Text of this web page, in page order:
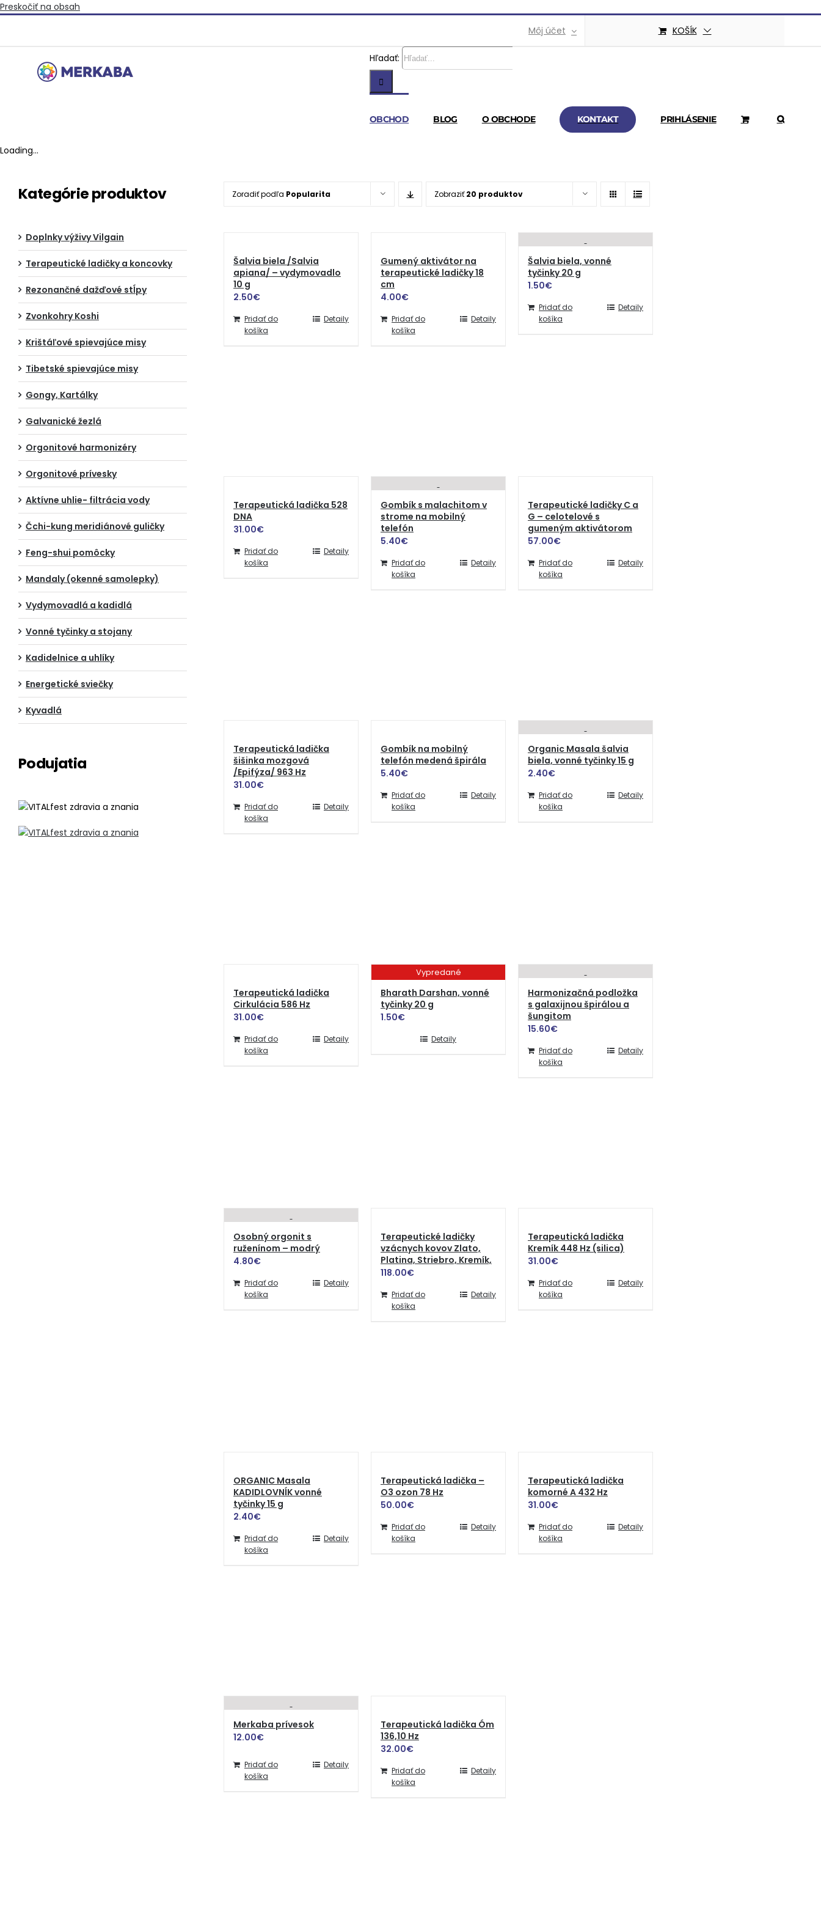
Preskočiť na obsah
Môj účet
KOŠÍK
Hľadať:
OBCHOD BLOG O OBCHODE KONTAKT PRIHLÁSENIE
Loading...
Zoradiť podľa Popularita Zobraziť20 produktov
Šalvia biela /Salvia
apiana/ – vydymovadlo
10 g
2.50€
Pridať do
košíka
Detaily
Gumený aktivátor na
terapeutické ladičky 18
cm
4.00€
Pridať do
košíka
Detaily
Šalvia biela, vonné
tyčinky 20 g
1.50€
Pridať do
košíka
Detaily
Terapeutická ladička 528
DNA
31.00€
Pridať do
košíka
Detaily
Gombík s malachitom v
strome na mobilný
telefón
5.40€
Pridať do
košíka
Detaily
Terapeutické ladičky C a
G – celotelové s
gumeným aktivátorom
57.00€
Pridať do
košíka
Detaily
Terapeutická ladička
šišinka mozgová
/Epifýza/ 963 Hz
31.00€
Pridať do
košíka
Detaily
Gombík na mobilný
telefón medená špirála
5.40€
Pridať do
košíka
Detaily
Organic Masala šalvia
biela, vonné tyčinky 15 g
2.40€
Pridať do
košíka
Detaily
Terapeutická ladička
Cirkulácia 586 Hz
31.00€
Pridať do
košíka
Detaily
Vypredané
Bharath Darshan, vonné
tyčinky 20 g
1.50€
Detaily
Harmonizačná podložka
s galaxijnou špirálou a
šungitom
15.60€
Pridať do
košíka
Detaily
Osobný orgonit s
ruženínom – modrý
4.80€
Pridať do
košíka
Detaily
Terapeutické ladičky
vzácnych kovov Zlato,
Platina, Striebro, Kremík,
118.00€
Pridať do
košíka
Detaily
Terapeutická ladička
Kremík 448 Hz (silica)
31.00€
Pridať do
košíka
Detaily
ORGANIC Masala
KADIDLOVNÍK vonné
tyčinky 15 g
2.40€
Pridať do
košíka
Detaily
Terapeutická ladička –
O3 ozon 78 Hz
50.00€
Pridať do
košíka
Detaily
Terapeutická ladička
komorné A 432 Hz
31.00€
Pridať do
košíka
Detaily
Merkaba prívesok
12.00€
Pridať do
košíka
Detaily
Terapeutická ladička Óm
136,10 Hz
32.00€
Pridať do
košíka
Detaily
Kategórie produktov
Doplnky výživy Vilgain
Terapeutické ladičky a koncovky
Rezonančné dažďové stĺpy
Zvonkohry Koshi
Krištáľové spievajúce misy
Tibetské spievajúce misy
Gongy, Kartálky
Galvanické žezlá
Orgonitové harmonizéry
Orgonitové prívesky
Aktívne uhlie- filtrácia vody
Čchi-kung meridiánové guličky
Feng-shui pomôcky
Mandaly (okenné samolepky)
Vydymovadlá a kadidlá
Vonné tyčinky a stojany
Kadidelnice a uhlíky
Energetické sviečky
Kyvadlá
Podujatia